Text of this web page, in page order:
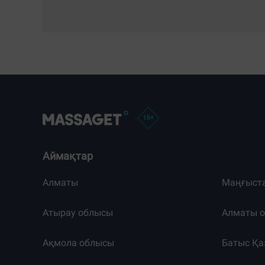
Аймақтар
Алматы
Атырау облысы Алматы
Ақмола облысы Батыс